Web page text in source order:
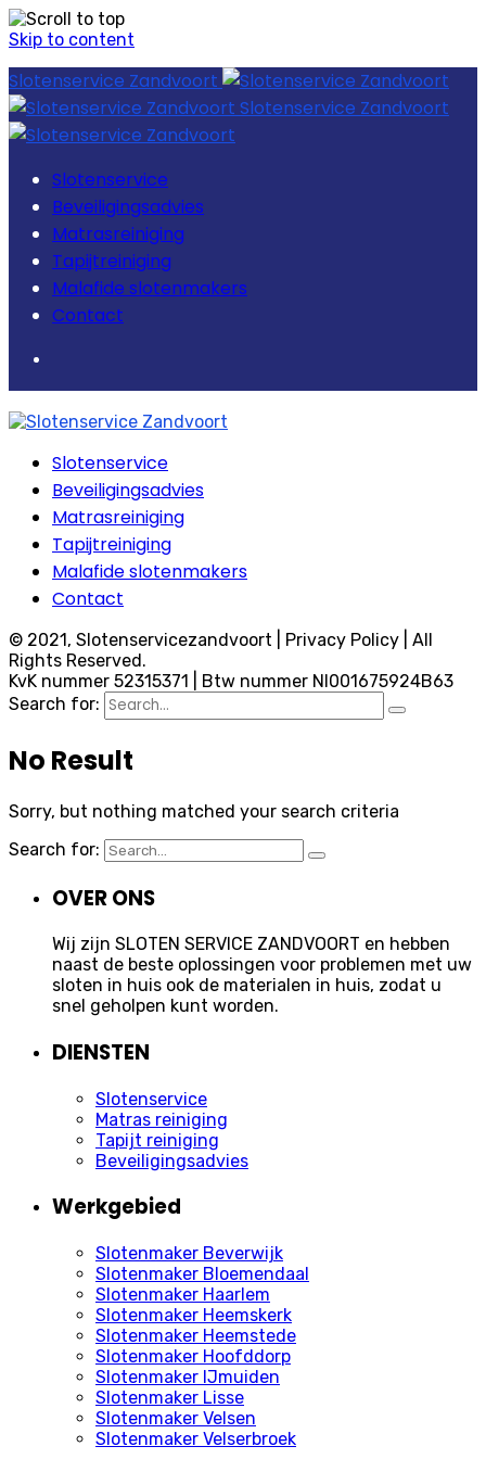
Skip to content
Slotenservice Zandvoort
Slotenservice Zandvoort
Slotenservice
Beveiligingsadvies
Matrasreiniging
Tapijtreiniging
Malafide slotenmakers
Contact
Slotenservice
Beveiligingsadvies
Matrasreiniging
Tapijtreiniging
Malafide slotenmakers
Contact
© 2021, Slotenservicezandvoort | Privacy Policy | All
Rights Reserved.
KvK nummer 52315371 | Btw nummer Nl001675924B63
Search for:
No Result
Sorry, but nothing matched your search criteria
Search for:
OVER ONS
Wij zijn SLOTEN SERVICE ZANDVOORT en hebben
naast de beste oplossingen voor problemen met uw
sloten in huis ook de materialen in huis, zodat u
snel geholpen kunt worden.
DIENSTEN
Slotenservice
Matras reiniging
Tapijt reiniging
Beveiligingsadvies
Werkgebied
Slotenmaker Beverwijk
Slotenmaker Bloemendaal
Slotenmaker Haarlem
Slotenmaker Heemskerk
Slotenmaker Heemstede
Slotenmaker Hoofddorp
Slotenmaker IJmuiden
Slotenmaker Lisse
Slotenmaker Velsen
Slotenmaker Velserbroek